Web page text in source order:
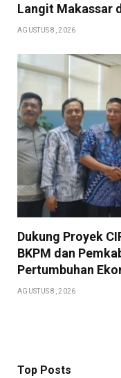
Langit Makassar
AGUSTUS 8, 2026
Dukung Proyek
BKPM dan
Pertumbuhan
AGUSTUS 8, 2026
Top Posts